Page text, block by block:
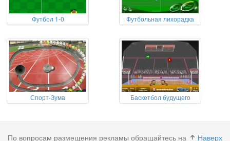
Футбол 1-0 Футбольная лихорадка
Спорт-Зума Баскетбол будущего
Наверх
По вопросам размещения рекламы обращайтесь на